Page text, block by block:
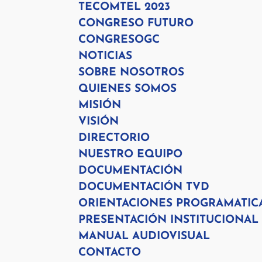
TECOMTEL 2023
CONGRESO FUTURO
CONGRESOGC
NOTICIAS
SOBRE NOSOTROS
QUIENES SOMOS
MISIÓN
VISIÓN
DIRECTORIO
NUESTRO EQUIPO
DOCUMENTACIÓN
DOCUMENTACIÓN TVD
ORIENTACIONES
PRESENTACIÓN INSTITUCIONAL
MANUAL AUDIOVISUAL
CONTACTO